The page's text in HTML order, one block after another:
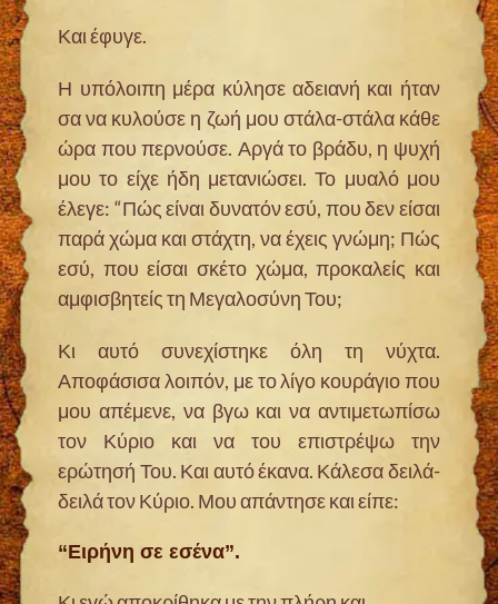
Και έφυγε.
Η υπόλοιπη μέρα κύλησε αδειανή και ήταν
σα να κυλούσε η ζωή μου στάλα-στάλα κάθε
ώρα που περνούσε. Αργά το βράδυ, η ψυχή
μου το είχε ήδη μετανιώσει. Το μυαλό μου
έλεγε: “Πώς είναι δυνατόν εσύ, που δεν είσαι
παρά χώμα και στάχτη, να έχεις γνώμη; Πώς
εσύ, που είσαι σκέτο χώμα, προκαλείς και
αμφισβητείς τη Μεγαλοσύνη Του;
Κι αυτό συνεχίστηκε όλη τη νύχτα.
Αποφάσισα λοιπόν, με το λίγο κουράγιο που
μου απέμενε, να βγω και να αντιμετωπίσω
τον Κύριο και να του επιστρέψω την
ερώτησή Του. Και αυτό έκανα. Κάλεσα δειλά-
δειλά τον Κύριο. Μου απάντησε και είπε:
“Ειρήνη σε εσένα”.